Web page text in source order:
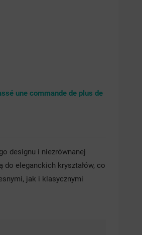
une commande de plus de
designu i niezrównanej
eleganckich kryształów, co
jak i klasycznymi